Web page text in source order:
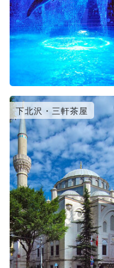
下北沢・三軒茶屋